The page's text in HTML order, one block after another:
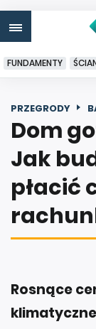
FUNDAMENTY
PRZEGRODY
Dom
Jak
płacić
Rosnące